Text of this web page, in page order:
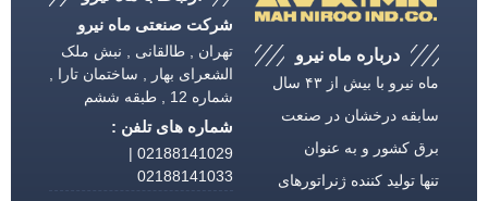
درباره ماه نیرو
ماه نیرو با بیش از ۴۳ سال
سابقه درخشان در صنعت
برق كشور و به عنوان
تنها تولید كننده ژنراتورهای
شرکت صنعتی ماه نیرو
تهران , طالقانی , نبش ملک
الشعرای بهار , ساختمان تارا ,
شماره 12 , طبقه ششم
شماره های تلفن :
02188141029 |
02188141033